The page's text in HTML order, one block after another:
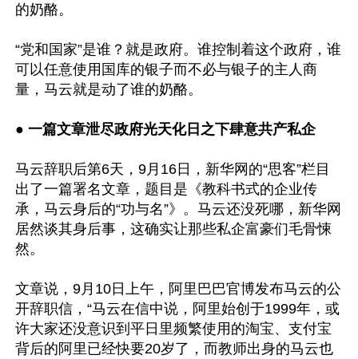
的奶酪。
“党和国家”是谁？就是政府。谁控制着这个政府，谁
可以任意使用国库的银子而不必与银子的主人商
量，马云就是动了谁的奶酪。
● 一篇文章泄尽政府光天化日之下肆意共产私企
马云辞职后第6天，9月16日，新华网的“思客”栏目
出了一篇署名文章，题目是《教科书式的企业传
承，马云身后的“功与名”》。马云还没死哪，新华网
居然谈其身后事，这确实让那些私企富豪们毛骨悚
然。
文章说，9月10日上午，阿里巴巴官博发布马云的公
开辞职信，“马云在信中说，阿里始创于1999年，或
许大家还没意识到平日里频繁使用的淘宝、支付宝
背后的阿里已经快要20岁了，而教师出身的马云也